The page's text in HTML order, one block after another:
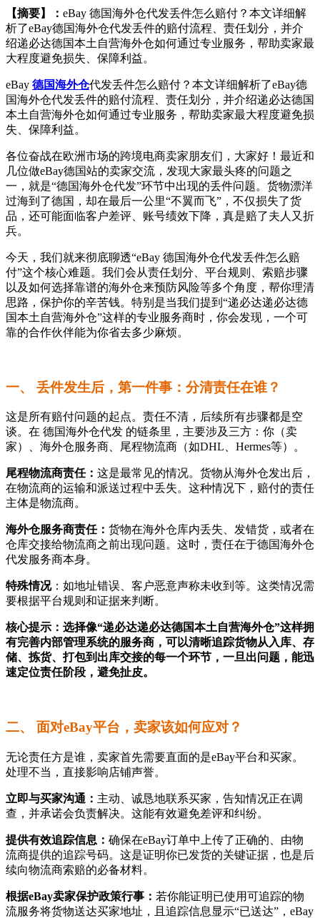
【摘要】： eBay 德国海外仓代发丢件怎么赔付？本文详细解
析了eBay德国海外仓代发丢件的赔付流程、责任划分，并介
绍递必达德国本土自营海外仓如何通过专业服务，帮助卖家最
大程度避免损失、保障利益。
eBay 德国海外仓代发丢件怎么赔付？本文详细解析了eBay德
国海外仓代发丢件的赔付流程、责任划分，并介绍递必达德国
本土自营海外仓如何通过专业服务，帮助卖家最大程度避免损
失、保障利益。
各位奋战在欧洲市场的跨境电商卖家朋友们，大家好！最近和
几位做eBay德国站的卖家交流，发现大家最头疼的问题之
一，就是“德国海外仓代发”环节中出现的丢件问题。货物漂洋
过海到了德国，却在最后一公里“不翼而飞”，不仅损失了货
品，还可能面临客户差评、账号绩效下降，真是赔了夫人又折
兵。
今天，我们就来彻底聊透“eBay 德国海外仓代发丢件怎么赔
付”这个核心难题。我们会从责任划分、平台规则、索赔步骤
以及如何选择靠谱的海外仓来预防风险等多个角度，帮你理清
思路，保护你的辛苦钱。特别是当我们提到“递必达递必达德
国本土自营海外仓”这样的专业服务商时，你会发现，一个可
靠的合作伙伴能为你省去多少麻烦。
一、 丢件发生后，第一件事：分清责任在谁？
这是所有赔付问题的起点。责任不清，后续所有步骤都是空
谈。在 德国海外仓代发 的链条里，主要涉及三方：你（卖
家）、海外仓服务商、尾程物流商（如DHL、Hermes等）。
尾程物流商责任： 这是最常见的情况。货物从海外仓发出后，
在物流商的运输和派送过程中丢失。这种情况下，赔付的责任
主体是物流商。
海外仓服务商责任： 货物在海外仓库内丢失、发错货，或者在
仓库交接给物流商之前出现问题。这时，责任在于德国海外仓
代发服务商本身。
特殊情况：如地址错误、客户恶意声称未收到等。这类情况需
要根据平台规则和证据来判断。
核心提示 ：选择像“递必达递必达德国本土自营海外仓”这样拥
有完善内部管理系统的服务商，可以清晰追踪货物从入库、存
储、拣货、打包到出库交接的每一个环节，一旦出问题，能迅
速定位责任阶段，避免扯皮。
二、 面对eBay平台，卖家该如何应对？
无论责任方是谁，卖家首先需要直面的是eBay平台和买家。
处理不当，直接影响店铺声誉。
立即与买家沟通： 主动、诚恳地联系买家，告知情况正在调
查，并承诺会负责解决。这能有效避免差评和纠纷。
提供有效追踪信息： 确保在eBay订单中上传了正确的、由物
流商提供的追踪号码。这是证明你已发货的关键证据，也是后
续向物流商索赔的必备材料。
根据eBay卖家保护政策行事： 若你能证明已使用可追踪的物
流服务将货物送达买家地址，且追踪信息显示“已送达”，eBay